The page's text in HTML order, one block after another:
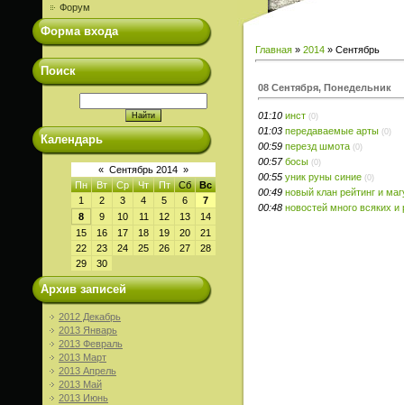
Форум
Форма входа
Поиск
Календарь
« Сентябрь 2014 »
Пн
Вт Ср Чт Пт Сб
Вс
1
2 3 4 5 6
7
8
9 10 11 12 13
14
15
16 17 18 19 20
21
22
23 24 25 26 27
28
29
30
Архив записей
2012 Декабрь
2013 Январь
2013 Февраль
2013 Март
2013 Апрель
2013 Май
2013 Июнь
Главная » 2014 » Сентябрь
08 Сентября, Понедельник
01:10 инст (0)
01:03 передаваемые арты (0)
00:59 перезд шмота (0)
00:57 босы (0)
00:55 уник руны синие (0)
00:49 новый клан рейтинг и
00:48 новостей много всяких и